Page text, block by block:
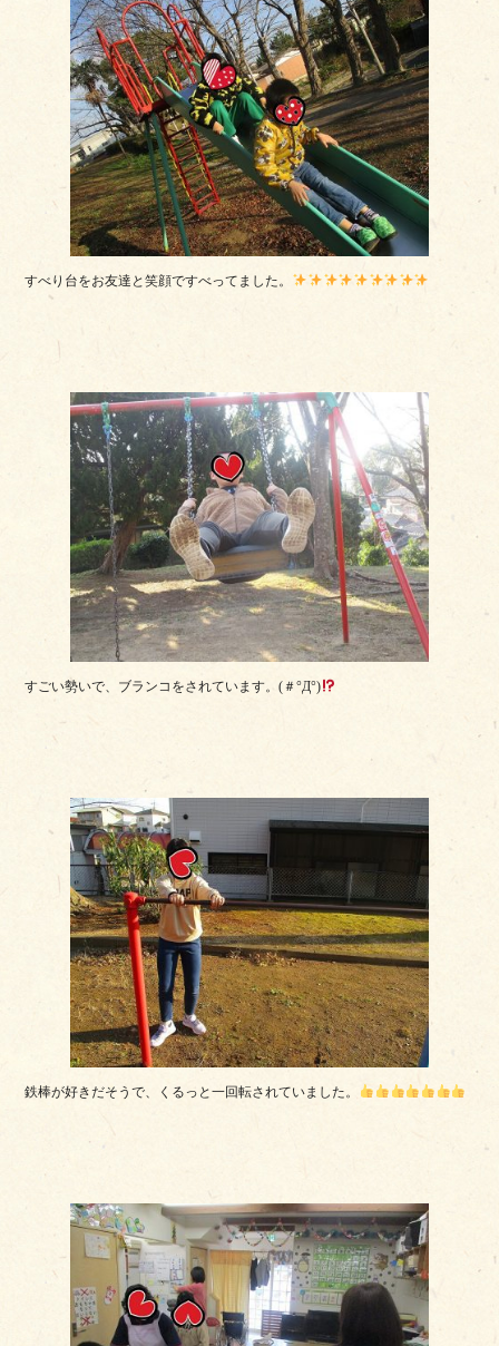
すべり台をお友達と笑顔ですべってました。
すごい勢いで、ブランコをされています。(＃°Д°)
鉄棒が好きだそうで、くるっと一回転されていました。